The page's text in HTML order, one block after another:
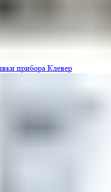
прибора Клевер